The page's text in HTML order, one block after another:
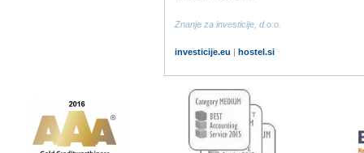
Znanje za investicije, d.o.o.
investicije.eu | hostel.si